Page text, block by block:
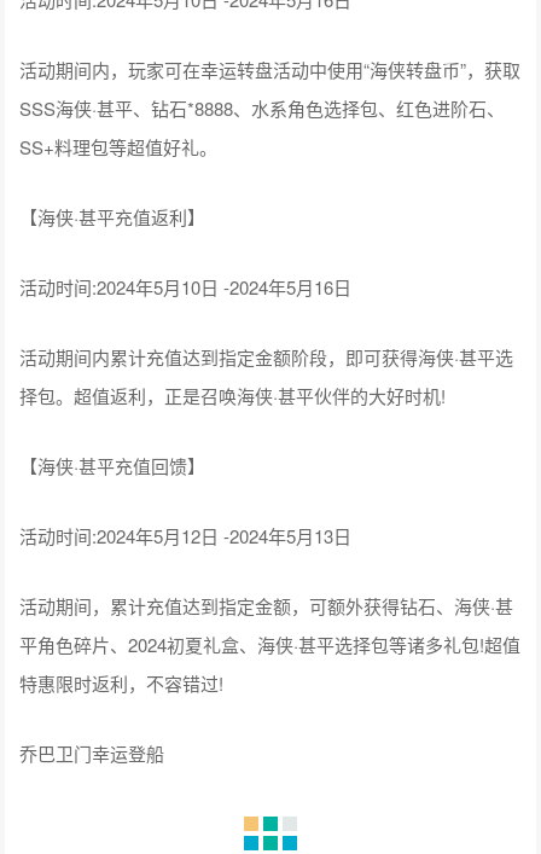
活动期间内，玩家可在幸运转盘活动中使用“海侠转盘币”，获取
SSS海侠·甚平、钻石*8888、水系角色选择包、红色进阶石、
SS+料理包等超值好礼。
【海侠·甚平充值返利】
活动时间:2024年5月10日 -2024年5月16日
活动期间内累计充值达到指定金额阶段，即可获得海侠·甚平选
择包。超值返利，正是召唤海侠·甚平伙伴的大好时机!
【海侠·甚平充值回馈】
活动时间:2024年5月12日 -2024年5月13日
活动期间，累计充值达到指定金额，可额外获得钻石、海侠·甚
平角色碎片、2024初夏礼盒、海侠·甚平选择包等诸多礼包!超值
特惠限时返利，不容错过!
乔巴卫门幸运登船